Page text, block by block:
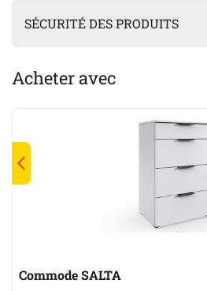
SÉCURITÉ DES PRODUITS
Acheter avec
Commode SALTA